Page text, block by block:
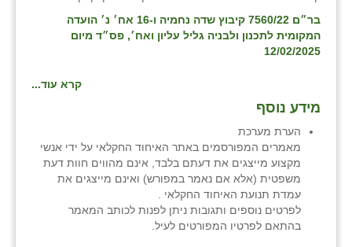
בר״ם 7560/22 קיבוץ שדה נחמיה ו-16 אח׳ נ׳ הועדה
המקומית לתכנון ולבניה גליל עליון ואח׳, פס״ד מיום
12/02/2025
קרא עוד...
מידע נוסף
הערת מערכת
מאמרים המפורסמים באתר האיחוד החקלאי על ידי אנשי
מקצוע מייצגים את דעתם בלבד, אינם מהווים חוות דעת
משפטית (אלא אם נאמר במפורש) ואינם מייצגים את
עמדת תנועת האיחוד החקלאי .
לפרטים נוספים ותגובות ניתן לפנות לכותב המאמר
בהתאם לפרטיו המפורטים לעיל.
חבצלת השרון
חרב לאת
יבול (מורג)
יד השמונה